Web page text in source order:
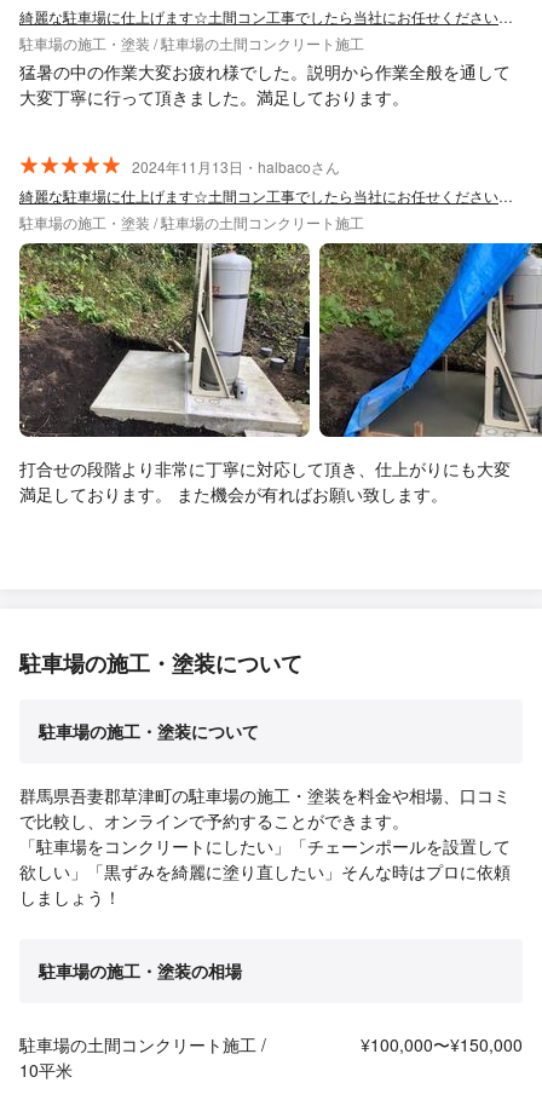
綺麗な駐車場に仕上げます☆土間コン工事でしたら当社にお任せください！！
駐車場の施工・塗装 / 駐車場の土間コンクリート施工
猛暑の中の作業大変お疲れ様でした。説明から作業全般を通して
大変丁寧に行って頂きました。満足しております。
2024年11月13日・halbacoさん
綺麗な駐車場に仕上げます☆土間コン工事でしたら当社にお任せください！！
駐車場の施工・塗装 / 駐車場の土間コンクリート施工
打合せの段階より非常に丁寧に対応して頂き、仕上がりにも大変
満足しております。 また機会が有ればお願い致します。
駐車場の施工・塗装について
駐車場の施工・塗装について
群馬県吾妻郡草津町の駐車場の施工・塗装を料金や相場、口コミ
で比較し、オンラインで予約することができます。
「駐車場をコンクリートにしたい」「チェーンポールを設置して
欲しい」「黒ずみを綺麗に塗り直したい」そんな時はプロに依頼
しましょう！
駐車場の施工・塗装の相場
駐車場の土間コンクリート施工 /
10平米
¥100,000〜¥150,000